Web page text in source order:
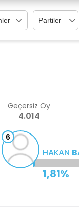
Geçersiz Oy
4.014
6
HAKAN
1,81%